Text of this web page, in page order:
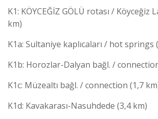
K1: KÖYCEĞİZ GÖLÜ rotası / Köyceğiz
km)
K1a: Sultaniye kaplıcaları / hot springs
K1b: Horozlar-Dalyan bağl. /
K1c: Müzealtı bağl. / connection (1,7
K1d: Kavakarası-Nasuhdede (3,4 km)